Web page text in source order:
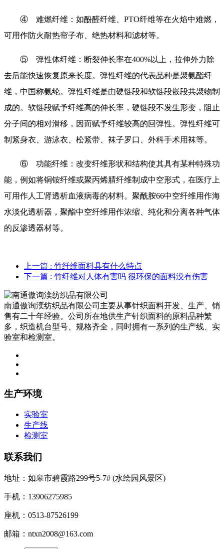
④ 难燃纤维：如酚醛纤维、PTO纤维等在火焰中难燃，
可用作防火耐热帘子布、绝热材料和滤材等。
⑤ 弹性体纤维：断裂伸长率在400%以上，拉伸外力除
去后能快速恢复原来长度。弹性纤维的代表品种是聚氨酯纤
维，中国称氨纶。弹性纤维是由硬链段和软链段嵌段共聚物制
成的。软链段赋予纤维高的伸长率，硬链段不发生形变，阻止
分子间的相对滑移，因而赋予纤维较高的回弹性。弹性纤维可
制紧身衣、游泳衣、松紧带、袜子罗口、外科手术用袜等。
⑥ 功能纤维：改变纤维形状和结构使其具有某种特殊功
能，例如将铜铵纤维或聚丙烯腈纤维制成中空形式，在医疗上
可用作人工肾透析血液病毒的材料。聚酰胺66中空纤维用作海
水淡化透析器，聚酯中空纤维用作浓缩、纯化和分离各种气体
的反渗透器材等。
上一篇 : 竹纤维面料具有什么特点
下一篇 : 竹纤维对人体有害吗 很环保的面料没有伤害
南通傲询湙纺织品有限公司主要从事针织面料开发、生产、销
售有二十年经验。公司所在地供生产针织面料的原料品种繁
多，织造机台型号、规格齐全，同时拥有一系列的生产线、实
验室和检测室。
生产环境
实验室
生产线
检测室
联系我们
地址：如皋市碧霞路299号5-7# (水绘园风景区)
手机：13906275985
座机：0513-87526199
邮箱：ntxn2008@163.com